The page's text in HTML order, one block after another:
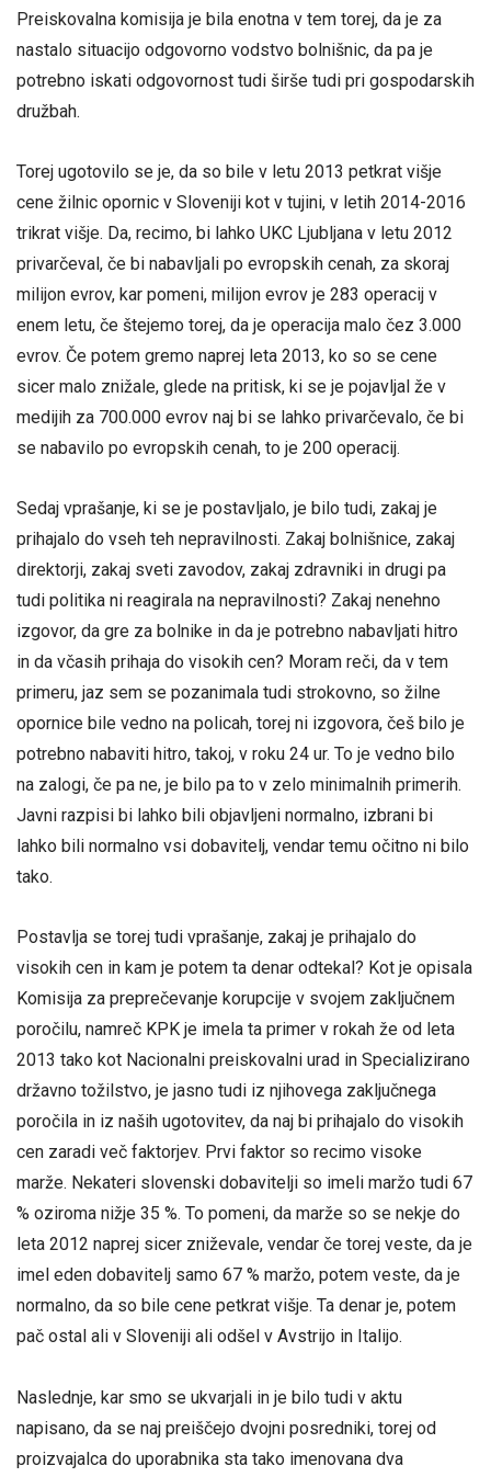
Preiskovalna komisija je bila enotna v tem torej, da je za
nastalo situacijo odgovorno vodstvo bolnišnic, da pa je
potrebno iskati odgovornost tudi širše tudi pri gospodarskih
družbah.
Torej ugotovilo se je, da so bile v letu 2013 petkrat višje
cene žilnic opornic v Sloveniji kot v tujini, v letih 2014-2016
trikrat višje. Da, recimo, bi lahko UKC Ljubljana v letu 2012
privarčeval, če bi nabavljali po evropskih cenah, za skoraj
milijon evrov, kar pomeni, milijon evrov je 283 operacij v
enem letu, če štejemo torej, da je operacija malo čez 3.000
evrov. Če potem gremo naprej leta 2013, ko so se cene
sicer malo znižale, glede na pritisk, ki se je pojavljal že v
medijih za 700.000 evrov naj bi se lahko privarčevalo, če bi
se nabavilo po evropskih cenah, to je 200 operacij.
Sedaj vprašanje, ki se je postavljalo, je bilo tudi, zakaj je
prihajalo do vseh teh nepravilnosti. Zakaj bolnišnice, zakaj
direktorji, zakaj sveti zavodov, zakaj zdravniki in drugi pa
tudi politika ni reagirala na nepravilnosti? Zakaj nenehno
izgovor, da gre za bolnike in da je potrebno nabavljati hitro
in da včasih prihaja do visokih cen? Moram reči, da v tem
primeru, jaz sem se pozanimala tudi strokovno, so žilne
opornice bile vedno na policah, torej ni izgovora, češ bilo je
potrebno nabaviti hitro, takoj, v roku 24 ur. To je vedno bilo
na zalogi, če pa ne, je bilo pa to v zelo minimalnih primerih.
Javni razpisi bi lahko bili objavljeni normalno, izbrani bi
lahko bili normalno vsi dobavitelj, vendar temu očitno ni bilo
tako.
Postavlja se torej tudi vprašanje, zakaj je prihajalo do
visokih cen in kam je potem ta denar odtekal? Kot je opisala
Komisija za preprečevanje korupcije v svojem zaključnem
poročilu, namreč KPK je imela ta primer v rokah že od leta
2013 tako kot Nacionalni preiskovalni urad in Specializirano
državno tožilstvo, je jasno tudi iz njihovega zaključnega
poročila in iz naših ugotovitev, da naj bi prihajalo do visokih
cen zaradi več faktorjev. Prvi faktor so recimo visoke
marže. Nekateri slovenski dobavitelji so imeli maržo tudi 67
% oziroma nižje 35 %. To pomeni, da marže so se nekje do
leta 2012 naprej sicer zniževale, vendar če torej veste, da je
imel eden dobavitelj samo 67 % maržo, potem veste, da je
normalno, da so bile cene petkrat višje. Ta denar je, potem
pač ostal ali v Sloveniji ali odšel v Avstrijo in Italijo.
Naslednje, kar smo se ukvarjali in je bilo tudi v aktu
napisano, da se naj preiščejo dvojni posredniki, torej od
proizvajalca do uporabnika sta tako imenovana dva